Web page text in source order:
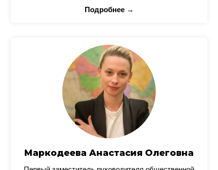
Подробнее →
Маркодеева Анастасия Олеговна